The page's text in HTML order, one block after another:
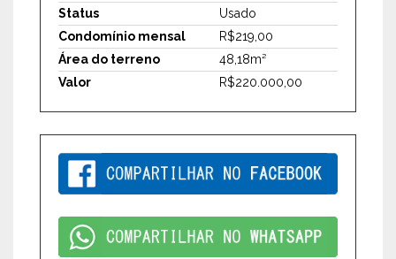
Status
Usado
Condomínio mensal
R$219,00
Área do terreno
48,18m²
Valor
R$220.000,00